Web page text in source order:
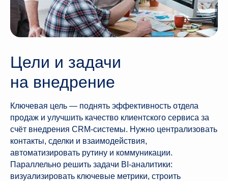
Цели и задачи
на внедрение
Ключевая цель — поднять эффективность отдела
продаж и улучшить качество клиентского сервиса за
счёт внедрения CRM-системы. Нужно централизовать
контакты, сделки и взаимодействия,
автоматизировать рутину и коммуникации.
Параллельно решить задачи BI-аналитики:
визуализировать ключевые метрики, строить